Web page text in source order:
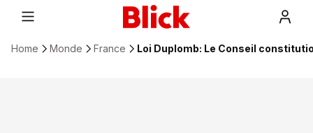
Home Monde France Loi Duplomb: Le Conseil